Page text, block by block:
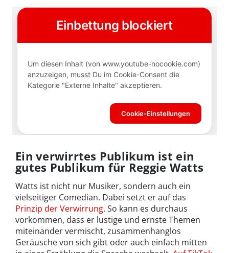
Ein verwirrtes Publikum ist ein
gutes Publikum für Reggie Watts
Watts ist nicht nur Musiker, sondern auch ein
vielseitiger Comedian. Dabei setzt er auf das
Prinzip der Verwirrung. So kann es durchaus
vorkommen, dass er lustige und ernste Themen
miteinander vermischt, zusammenhanglos
Geräusche von sich gibt oder auch einfach mitten